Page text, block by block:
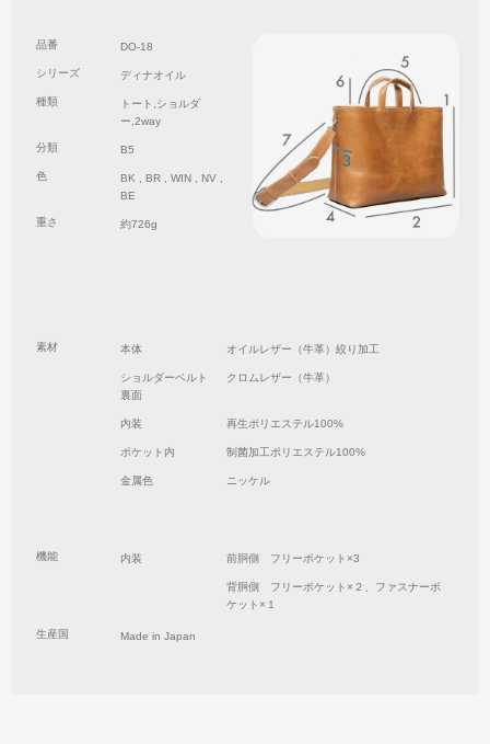
品番 DO-18
シリーズ ディナオイル
種類
トート,ショルダ
ー,2way
分類 B5
色
BK , BR , WIN , NV ,
BE
重さ 約726g
素材 本体 オイルレザー（牛革）絞り加工
ショルダーベルト
裏面
クロムレザー（牛革）
内装 再生ポリエステル100%
ポケット内 制菌加工ポリエステル100%
金属色 ニッケル
機能 内装 前胴側 フリーポケット×3
背胴側 フリーポケット×２、ファスナーポ
ケット×１
生産国 Made in Japan